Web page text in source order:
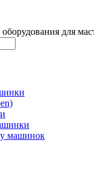
для
машинок